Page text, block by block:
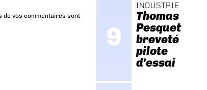
de vos commentaires sont
INDUSTRIE
Thomas
Pesquet
breveté
pilote
d'essai